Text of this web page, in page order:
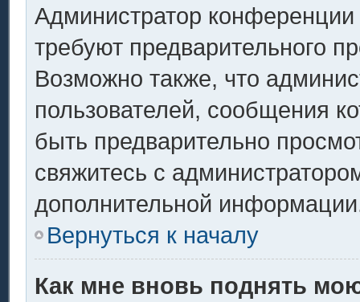
Администратор
требуют предварительного
Возможно также, что
пользователей, сообщения
быть предварительно
свяжитесь с
дополнительной
Вернуться к началу
Как мне вновь поднять